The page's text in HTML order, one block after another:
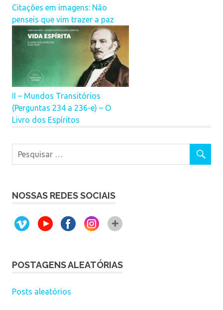
Citações em imagens: Não
penseis que vim trazer a paz
II – Mundos Transitórios
(Perguntas 234 a 236-e) – O
Livro dos Espíritos
NOSSAS REDES SOCIAIS
POSTAGENS ALEATÓRIAS
Posts aleatórios